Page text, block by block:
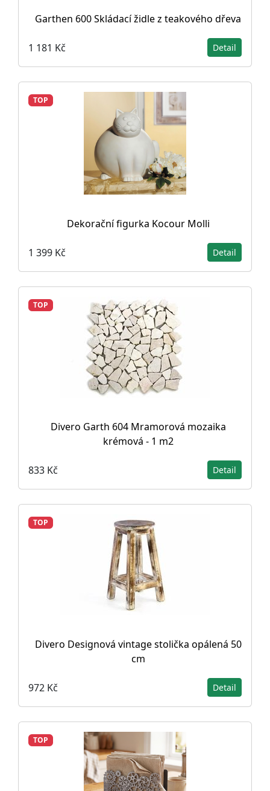
Garthen 600 Skládací židle z teakového dřeva
1 181 Kč Detail
TOP
Dekorační figurka Kocour Molli
1 399 Kč Detail
TOP
Divero Garth 604 Mramorová mozaika
krémová - 1 m2
833 Kč Detail
TOP
Divero Designová vintage stolička opálená 50
cm
972 Kč Detail
TOP